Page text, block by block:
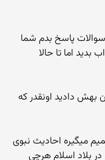
پاسخ بدم شما
اما تا حالا
بهش دادید اونقدر که
میگیره احادیث نبوی
بلاد اسلام هرچی